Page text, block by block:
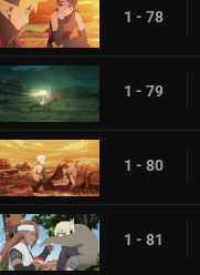
1 - 78
1 - 79
1 - 80
1 - 81